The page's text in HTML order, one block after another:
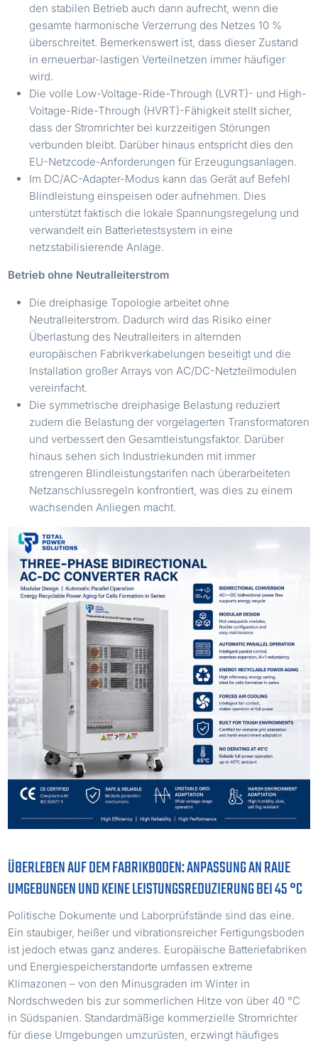
den stabilen Betrieb auch dann aufrecht, wenn die
gesamte harmonische Verzerrung des Netzes 10 %
überschreitet. Bemerkenswert ist, dass dieser Zustand
in erneuerbar-lastigen Verteilnetzen immer häufiger
wird.
Die volle Low-Voltage-Ride-Through (LVRT)- und High-
Voltage-Ride-Through (HVRT)-Fähigkeit stellt sicher,
dass der Stromrichter bei kurzzeitigen Störungen
verbunden bleibt. Darüber hinaus entspricht dies den
EU-Netzcode-Anforderungen für Erzeugungsanlagen.
Im DC/AC-Adapter-Modus kann das Gerät auf Befehl
Blindleistung einspeisen oder aufnehmen. Dies
unterstützt faktisch die lokale Spannungsregelung und
verwandelt ein Batterietestsystem in eine
netzstabilisierende Anlage.
Betrieb ohne Neutralleiterstrom
Die dreiphasige Topologie arbeitet ohne
Neutralleiterstrom. Dadurch wird das Risiko einer
Überlastung des Neutralleiters in alternden
europäischen Fabrikverkabelungen beseitigt und die
Installation großer Arrays von AC/DC-Netzteilmodulen
vereinfacht.
Die symmetrische dreiphasige Belastung reduziert
zudem die Belastung der vorgelagerten Transformatoren
und verbessert den Gesamtleistungsfaktor. Darüber
hinaus sehen sich Industriekunden mit immer
strengeren Blindleistungstarifen nach überarbeiteten
Netzanschlussregeln konfrontiert, was dies zu einem
wachsenden Anliegen macht.
ÜBERLEBEN AUF DEM FABRIKBODEN: ANPASSUNG AN RAUE
UMGEBUNGEN UND KEINE LEISTUNGSREDUZIERUNG BEI 45 °C
Politische Dokumente und Laborprüfstände sind das eine.
Ein staubiger, heißer und vibrationsreicher Fertigungsboden
ist jedoch etwas ganz anderes. Europäische Batteriefabriken
und Energiespeicherstandorte umfassen extreme
Klimazonen – von den Minusgraden im Winter in
Nordschweden bis zur sommerlichen Hitze von über 40 °C
in Südspanien. Standardmäßige kommerzielle Stromrichter
für diese Umgebungen umzurüsten, erzwingt häufiges